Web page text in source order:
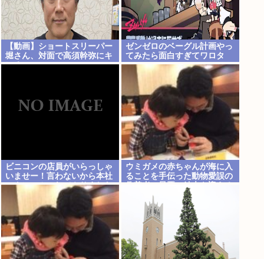
【動画】ショートスリーパー
堀さん、対面で高須幹弥にキ
レる
ゼンゼロのベーグル計画やっ
てみたら面白すぎてワロタ
www
ビニコンの店員がいらっしゃ
いませー！言わないから本社
にクレームいれてやりました
よ！www
ウミガメの赤ちゃんが海に入
ることを手伝った動物愛誤の
偽善者、最悪の結末を迎える